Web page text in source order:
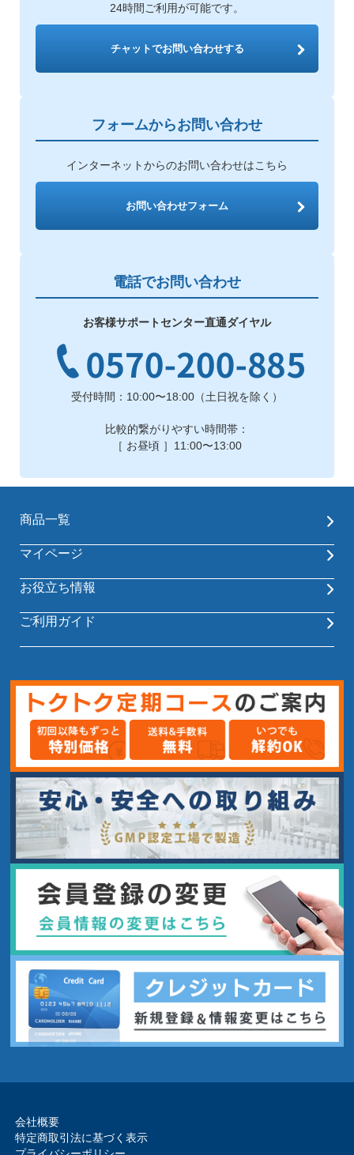
24時間ご利用が可能です。
チャットでお問い合わせする
フォームからお問い合わせ
インターネットからのお問い合わせはこちら
お問い合わせフォーム
電話でお問い合わせ
お客様サポートセンター直通ダイヤル
受付時間：10:00〜18:00（土日祝を除く）
比較的繋がりやすい時間帯：
［ お昼頃 ］11:00〜13:00
商品一覧
マイページ
お役立ち情報
ご利用ガイド
会社概要
特定商取引法に基づく表示